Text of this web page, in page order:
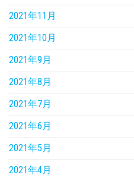
2021年11月
2021年10月
2021年9月
2021年8月
2021年7月
2021年6月
2021年5月
2021年4月